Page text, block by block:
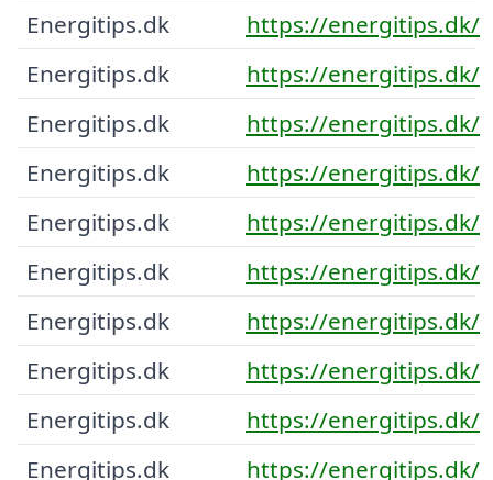
Energitips.dk
https://energitips.dk/
Energitips.dk
https://energitips.dk/
Energitips.dk
https://energitips.dk/
Energitips.dk
https://energitips.dk/
Energitips.dk
https://energitips.dk/
Energitips.dk
https://energitips.dk/
Energitips.dk
https://energitips.dk/
Energitips.dk
https://energitips.dk/
Energitips.dk
https://energitips.dk/
Energitips.dk
https://energitips.dk/